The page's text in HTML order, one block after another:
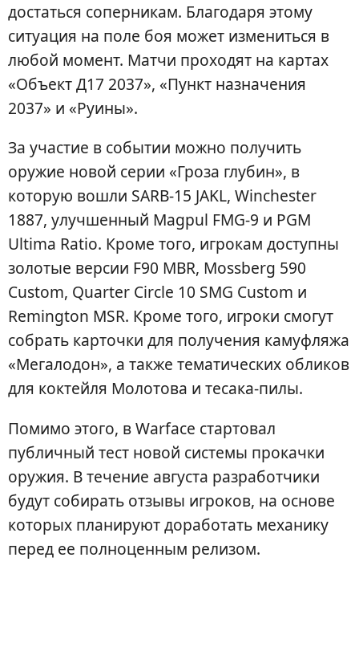
достаться соперникам. Благодаря этому
ситуация на поле боя может измениться в
любой момент. Матчи проходят на картах
«Объект Д17 2037», «Пункт назначения
2037» и «Руины».
За участие в событии можно получить
оружие новой серии «Гроза глубин», в
которую вошли SARB-15 JAKL, Winchester
1887, улучшенный Magpul FMG-9 и PGM
Ultima Ratio. Кроме того, игрокам доступны
золотые версии F90 MBR, Mossberg 590
Custom, Quarter Circle 10 SMG Custom и
Remington MSR. Кроме того, игроки смогут
собрать карточки для получения камуфляжа
«Мегалодон», а также тематических обликов
для коктейля Молотова и тесака-пилы.
Помимо этого, в Warface стартовал
публичный тест новой системы прокачки
оружия. В течение августа разработчики
будут собирать отзывы игроков, на основе
которых планируют доработать механику
перед ее полноценным релизом.